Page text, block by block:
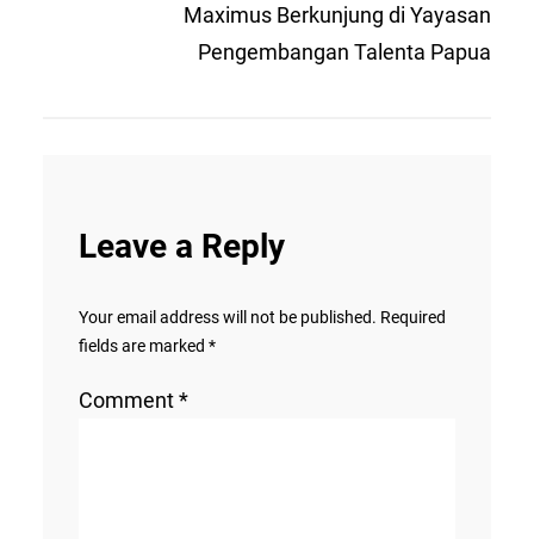
Maximus Berkunjung di Yayasan
Pengembangan Talenta Papua
Leave a Reply
Your email address will not be published. Required
fields are marked *
Comment*